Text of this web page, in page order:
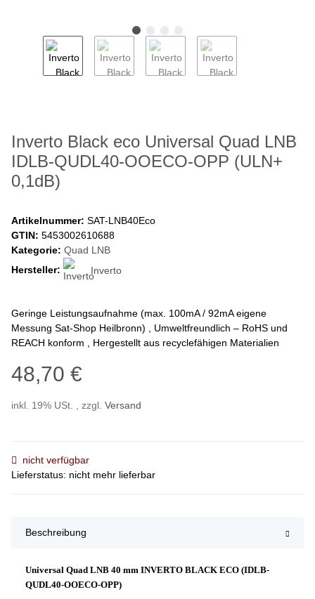
Inverto Black eco Universal Quad LNB
IDLB-QUDL40-OOECO-OPP (ULN+
0,1dB)
Artikelnummer: SAT-LNB40Eco
GTIN: 5453002610688
Kategorie: Quad LNB
Hersteller:
Inverto
Geringe Leistungsaufnahme (max. 100mA / 92mA eigene
Messung Sat-Shop Heilbronn) , Umweltfreundlich – RoHS und
REACH konform , Hergestellt aus recyclefähigen Materialien
48,70 €
inkl. 19% USt. , zzgl. Versand
nicht verfügbar
Lieferstatus: nicht mehr lieferbar
Beschreibung
Universal Quad LNB 40 mm INVERTO BLACK ECO (IDLB-
QUDL40-OOECO-OPP)